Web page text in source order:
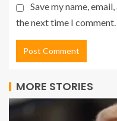
Save my name,
the next time I comment.
MORE STORIES